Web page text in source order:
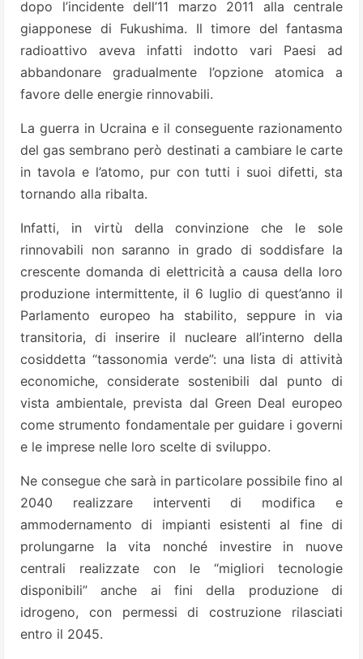
dopo l’incidente dell’11 marzo 2011 alla centrale
giapponese di Fukushima. Il timore del fantasma
radioattivo aveva infatti indotto vari Paesi ad
abbandonare gradualmente l’opzione atomica a
favore delle energie rinnovabili.
La guerra in Ucraina e il conseguente razionamento
del gas sembrano però destinati a cambiare le carte
in tavola e l’atomo, pur con tutti i suoi difetti, sta
tornando alla ribalta.
Infatti, in virtù della convinzione che le sole
rinnovabili non saranno in grado di soddisfare la
crescente domanda di elettricità a causa della loro
produzione intermittente, il 6 luglio di quest’anno il
Parlamento europeo ha stabilito, seppure in via
transitoria, di inserire il nucleare all’interno della
cosiddetta “tassonomia verde”: una lista di attività
economiche, considerate sostenibili dal punto di
vista ambientale, prevista dal Green Deal europeo
come strumento fondamentale per guidare i governi
e le imprese nelle loro scelte di sviluppo.
Ne consegue che sarà in particolare possibile fino al
2040 realizzare interventi di modifica e
ammodernamento di impianti esistenti al fine di
prolungarne la vita nonché investire in nuove
centrali realizzate con le “migliori tecnologie
disponibili” anche ai fini della produzione di
idrogeno, con permessi di costruzione rilasciati
entro il 2045.